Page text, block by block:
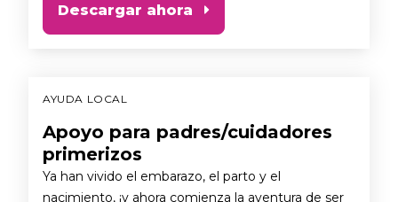
Descargar ahora
AYUDA LOCAL
Apoyo para padres/cuidadores
primerizos
Ya han vivido el embarazo, el parto y el
nacimiento, ¡y ahora comienza la aventura de ser